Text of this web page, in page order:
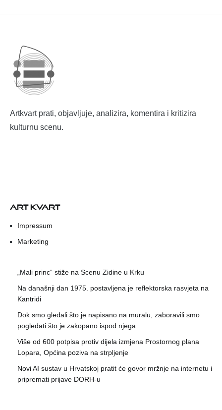
Artkvart prati, objavljuje, analizira, komentira i kritizira
kulturnu scenu.
ART KVART
Impressum
Marketing
„Mali princ“ stiže na Scenu Zidine u Krku
Na današnji dan 1975. postavljena je reflektorska rasvjeta na
Kantridi
Dok smo gledali što je napisano na muralu, zaboravili smo
pogledati što je zakopano ispod njega
Više od 600 potpisa protiv dijela izmjena Prostornog plana
Lopara, Općina poziva na strpljenje
Novi AI sustav u Hrvatskoj pratit će govor mržnje na internetu i
pripremati prijave DORH-u